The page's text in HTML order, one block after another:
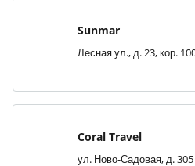
Sunmar
Coral Travel